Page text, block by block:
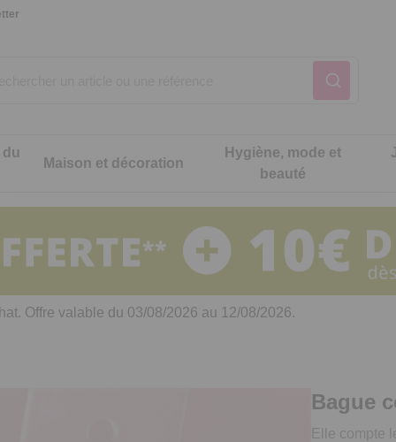
cuisine
Notre produit du
Notre produit du
Maison et décoration
Notre produit du
Hygiène, mode et
beauté
intimité
Notre produit du
Notre produit du
Notre produit du
Offre valable du 03/08/2026 au 12/08/2026.
Bague
Elle compte